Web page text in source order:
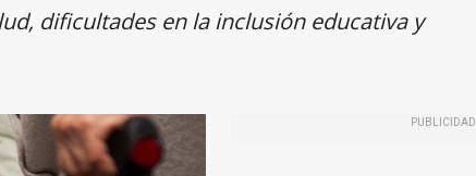
dificultades en la inclusión educativa y
PUBLICIDAD